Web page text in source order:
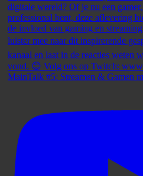
MainTalk #5: Streamen & Gamen